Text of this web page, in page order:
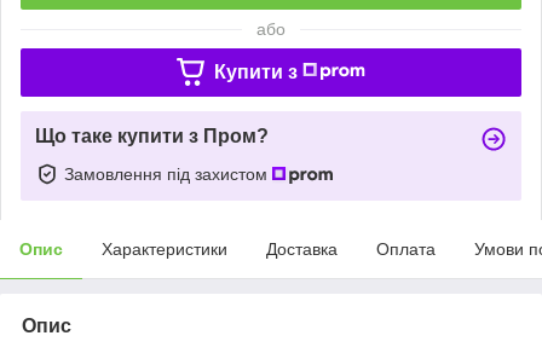
або
Купити з
Що таке купити з Пром?
Замовлення під захистом
Опис Характеристики Доставка Оплата Умови
Опис